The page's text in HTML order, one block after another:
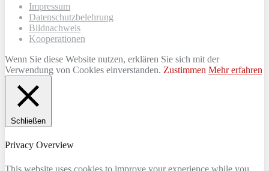
Impressum
Datenschutzbelehrung
Bildnachweis
Kooperationen
Wenn Sie diese Website nutzen, erklären Sie sich mit der
Verwendung von Cookies einverstanden. Zustimmen Mehr erfahren
Schließen
Privacy Overview
This website uses cookies to improve your experience while you